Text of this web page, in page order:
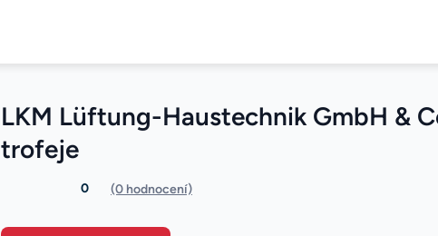
LKM Lüftung-Haustechnik GmbH &
trofeje
0 (0 hodnocení)